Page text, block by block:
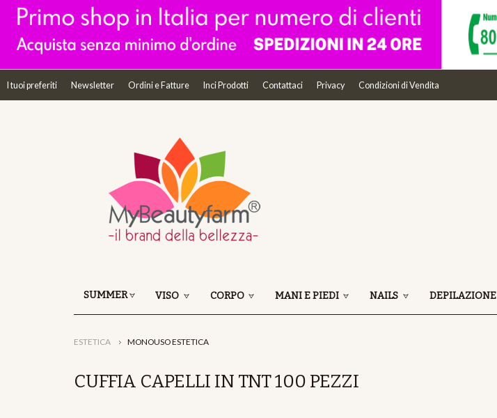
I tuoi preferiti Newsletter Ordini e Fatture Inci Prodotti Contattaci Privacy Condizioni di Vendita
SUMMER VISO CORPO MANI E PIEDI NAILS DEPILAZIONE
ESTETICA MONOUSO ESTETICA
CUFFIA CAPELLI IN TNT 100 PEZZI